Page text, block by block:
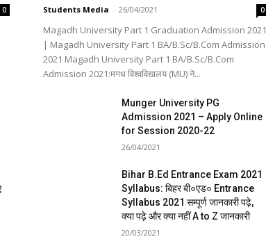
0 Students Media - 26/04/2021 0
Magadh University Part 1 Graduation Admission 2021
| Magadh University Part 1 BA/B.Sc/B.Com Admission
2021 Magadh University Part 1 BA/B.Sc/B.Com
Admission 2021:मगध विश्वविद्यालय (MU) ने...
Munger University PG
Admission 2021 – Apply Online
for Session 2020-22
26/04/2021
Bihar B.Ed Entrance Exam 2021
Syllabus: बिहर बी०एड० Entrance
Syllabus 2021 सम्पूर्ण जानकारी पढ़े,
क्या पढ़े और क्या नहीं A to Z जानकारी
20/03/2021